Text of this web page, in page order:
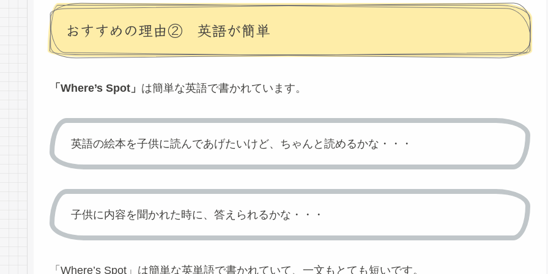
おすすめの理由② 英語が簡単
「Where’s Spot」 は簡単な英語で書かれています。
英語の絵本を子供に読んであげたいけど、ちゃんと読めるかな・・・
子供に内容を聞かれた時に、答えられるかな・・・
「Where’s Spot」は簡単な英単語で書かれていて、一文もとても短いです。